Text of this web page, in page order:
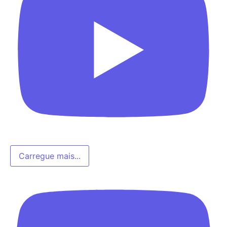
Carregue mais...